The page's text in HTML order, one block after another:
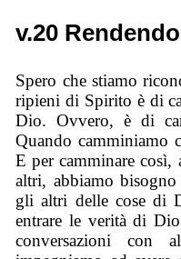
v.20
Spero che stiamo
ripieni di Spirito è di
Dio. Ovvero, è di
Quando camminiamo
E per camminare
altri, abbiamo
gli altri delle cose di
entrare le verità di
conversazioni con